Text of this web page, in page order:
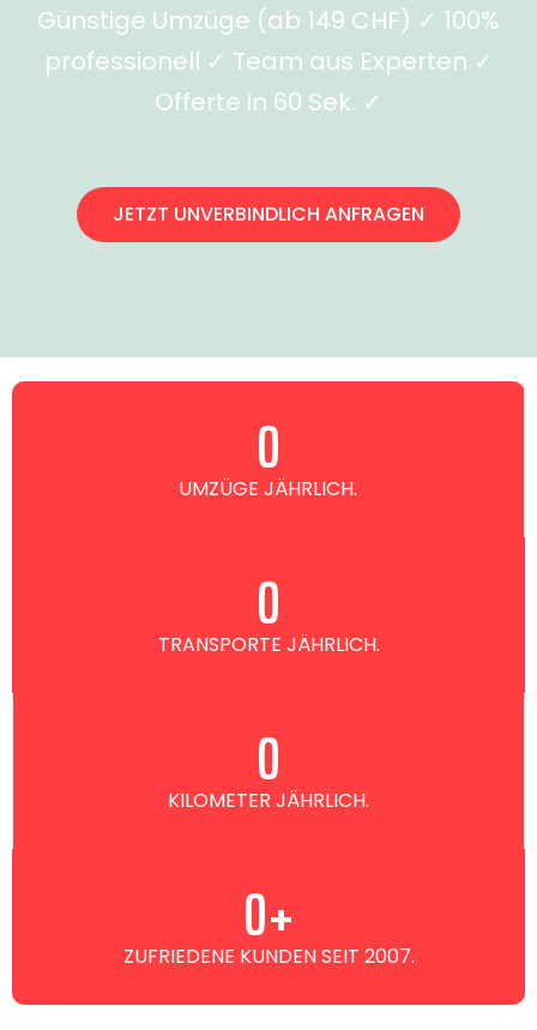
Günstige Umzüge (ab 149 CHF) ✓ 100%
professionell ✓ Team aus Experten ✓
Offerte in 60 Sek. ✓
JETZT UNVERBINDLICH ANFRAGEN
UMZÜGE JÄHRLICH.
0
TRANSPORTE JÄHRLICH.
0
KILOMETER JÄHRLICH.
0
ZUFRIEDENE KUNDEN SEIT 2007.
0+